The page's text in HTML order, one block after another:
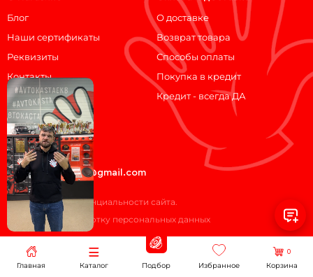
Блог
Наши сертификаты
Реквизиты
Контакты
О доставке
Возврат товара
Способы оплаты
Покупка в кредит
Кредит - всегда ДА
Мы на связи!
ВКонтакте
Telegram
avtokasta74@gmail.com
Политика конфиденциальности сайта.
Согласие на обработку персональных данных
Главная Каталог Подбор Избранное
0
Корзина